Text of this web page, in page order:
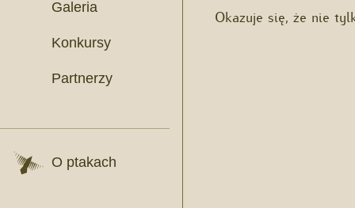
Galeria
Konkursy
Partnerzy
O ptakach
Okazuje się, że nie